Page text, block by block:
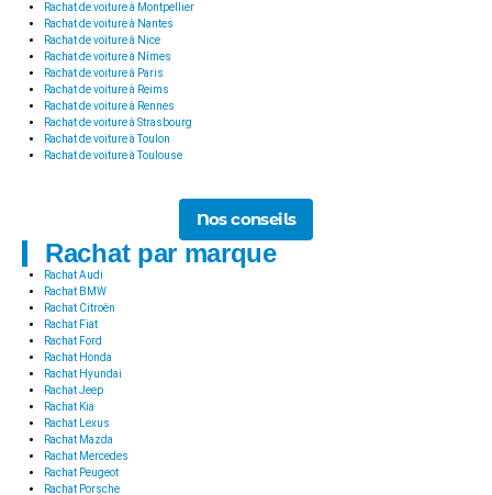
Rachat de voiture à Montpellier
Rachat de voiture à Nantes
Rachat de voiture à Nice
Rachat de voiture à Nîmes
Rachat de voiture à Paris
Rachat de voiture à Reims
Rachat de voiture à Rennes
Rachat de voiture à Strasbourg
Rachat de voiture à Toulon
Rachat de voiture à Toulouse
Nos conseils
Rachat par marque
Rachat Audi
Rachat BMW
Rachat Citroën
Rachat Fiat
Rachat Ford
Rachat Honda
Rachat Hyundai
Rachat Jeep
Rachat Kia
Rachat Lexus
Rachat Mazda
Rachat Mercedes
Rachat Peugeot
Rachat Porsche